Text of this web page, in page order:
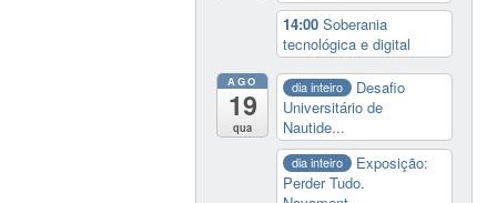
14:00Soberania
tecnológica e digital
AGO
19
qua
dia inteiro
Desafio
Universitário de
Nautide...
dia inteiro
Exposição:
Perder Tudo.